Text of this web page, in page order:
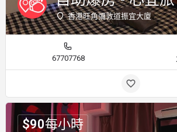
香港旺角彌敦道振宜大廈
67707768
$90每小時